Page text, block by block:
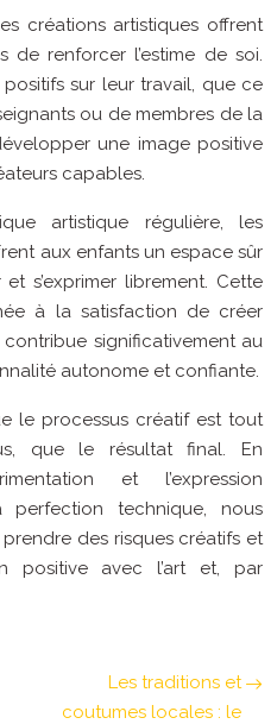
créations artistiques offrent
de renforcer l’estime de soi.
sur leur travail, que ce
ou de membres de la
une image positive
capables.
artistique régulière, les
aux enfants un espace sûr
s’exprimer librement. Cette
à la satisfaction de créer
significativement au
autonome et confiante.
le processus créatif est tout
que le résultat final. En
et l’expression
technique, nous
des risques créatifs et
positive avec l’art et, par
Les traditions et
coutumes locales : le